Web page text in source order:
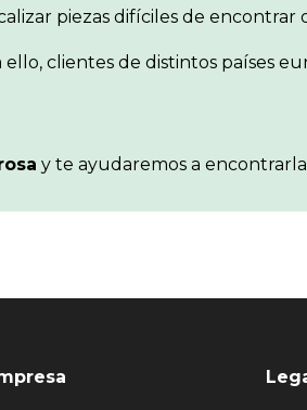
piezas difíciles de
ello, clientes de distintos países
y te ayudaremos a